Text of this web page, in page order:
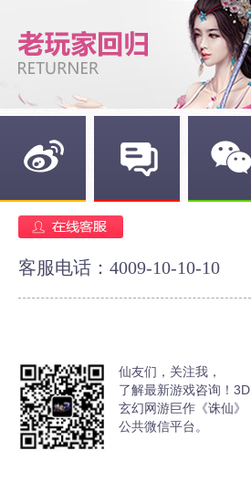
客服电话：4009-10-10-10
仙友们，关注我，
了解最新游戏咨询！3D
玄幻网游巨作《诛仙》
公共微信平台。